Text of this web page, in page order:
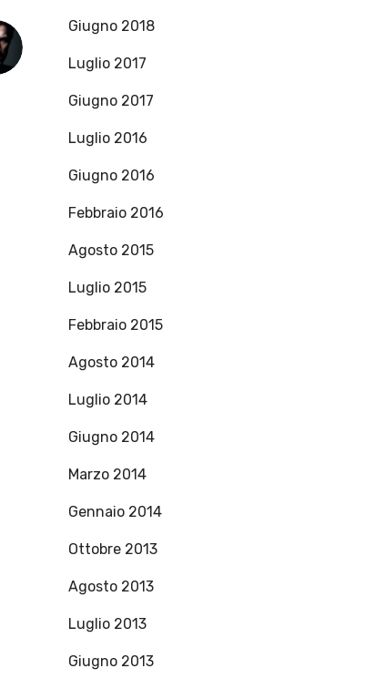
Giugno 2018
Luglio 2017
Giugno 2017
Luglio 2016
Giugno 2016
Febbraio 2016
Agosto 2015
Luglio 2015
Febbraio 2015
Agosto 2014
Luglio 2014
Giugno 2014
Marzo 2014
Gennaio 2014
Ottobre 2013
Agosto 2013
Luglio 2013
Giugno 2013